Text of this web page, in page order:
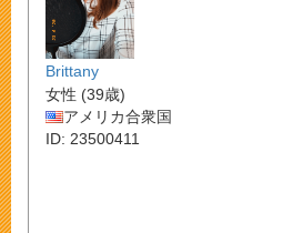
Brittany
女性 (39歳)
アメリカ合衆国
ID: 23500411